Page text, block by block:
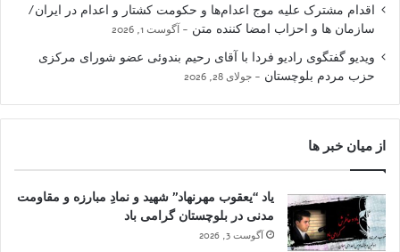
اقدام مشترک علیه موج اعدام‌ها و حکومت کشتار و اعدام در ایران/
سازمان ها و احزاب امضا کننده متن
آگوست 1, 2026
ویدیو گفتگوی رادیو فردا با آقای رحیم بندوئی عضو شورای مرکزی
حزب مردم بلوچستان
جولای 28, 2026
از میان خبر ها
یاد “یعقوب مهرنهاد” شهید و نمادِ مبارزه و مقاومت
مدنی در بلوچستان گرامی باد
آگوست 3, 2026